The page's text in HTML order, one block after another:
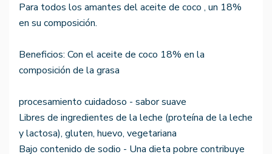
Para todos los amantes del aceite de coco , un 18%
en su composición.
Beneficios: Con el aceite de coco 18% en la
composición de la grasa
procesamiento cuidadoso - sabor suave
Libres de ingredientes de la leche (proteína de la leche
y lactosa), gluten, huevo, vegetariana
Bajo contenido de sodio - Una dieta pobre contribuye